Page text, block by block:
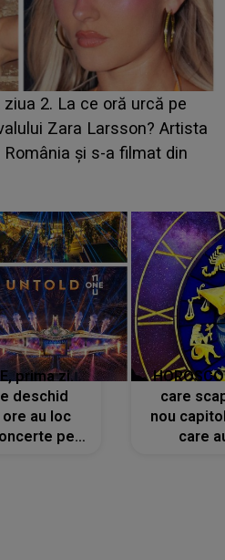
din "Casa Iubirii" l-a
CINE ESTE
Aflându-se în fața
IMEDIAT: "Am
prima zi.
deschid
au loc
pe
care
nou
care